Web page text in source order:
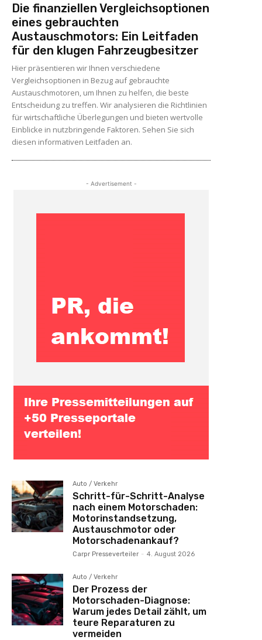
Die finanziellen Vergleichsoptionen
eines gebrauchten
Austauschmotors: Ein Leitfaden
für den klugen Fahrzeugbesitzer
Hier präsentieren wir Ihnen verschiedene
Vergleichsoptionen in Bezug auf gebrauchte
Austauschmotoren, um Ihnen zu helfen, die beste
Entscheidung zu treffen. Wir analysieren die Richtlinien
für wirtschaftliche Überlegungen und bieten wertvolle
Einblicke in nutzbringende Faktoren. Sehen Sie sich
diesen informativen Leitfaden an.
- Advertisement -
Auto / Verkehr
Schritt-für-Schritt-Analyse
nach einem Motorschaden:
Motorinstandsetzung,
Austauschmotor oder
Motorschadenankauf?
Carpr Presseverteiler - 4. August 2026
Auto / Verkehr
Der Prozess der
Motorschaden-Diagnose:
Warum jedes Detail zählt, um
teure Reparaturen zu
vermeiden